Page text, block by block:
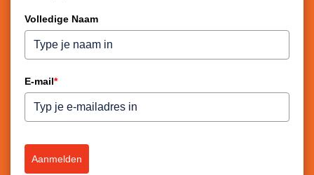
Volledige Naam
E-mail*
Aanmelden